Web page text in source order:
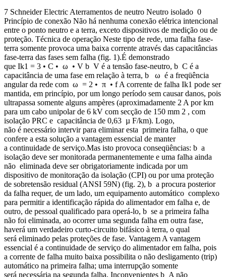
7 Schneider Electric Aterramentos de neutro Neutro isolado 0
Princípio de conexão Não há nenhuma conexão elétrica intencional
entre o ponto neutro e a terra, exceto dispositivos de medição ou de
proteção. Técnica de operação Neste tipo de rede, uma falha fase-
terra somente provoca uma baixa corrente através das capacitâncias
fase-terra das fases sem falha (fig. 1).É demonstrado
que Ik1 = 3 • C • ω • V b V é a tensão fase-neutro, b C é a
capacitância de uma fase em relação à terra, b ω é a freqüência
angular da rede com ω = 2 • π • f A corrente de falha Ik1 pode ser
mantida, em princípio, por um longo período sem causar danos, pois
ultrapassa somente alguns ampères (aproximadamente 2 A por km
para um cabo unipolar de 6 kV com secção de 150 mm 2 , com
isolação PRC e capacitância de 0,63 µ F/km). Logo,
não é necessário intervir para eliminar esta primeira falha, o que
confere a esta solução a vantagem essencial de manter
a continuidade de serviço.Mas isto provoca conseqüências: b a
isolação deve ser monitorada permanentemente e uma falha ainda
não eliminada deve ser obrigatoriamente indicada por um
dispositivo de monitoração da isolação (CPI) ou por uma proteção
de sobretensão residual (ANSI 59N) (fig. 2), b a procura posterior
da falha requer, de um lado, um equipamento automático complexo
para permitir a identificação rápida do alimentador em falha e, de
outro, de pessoal qualificado para operá-lo, b se a primeira falha
não foi eliminada, ao ocorrer uma segunda falha em outra fase,
haverá um verdadeiro curto-circuito bifásico à terra, o qual
será eliminado pelas proteções de fase. Vantagem A vantagem
essencial é a continuidade de serviço do alimentador em falha, pois
a corrente de falha muito baixa possibilita o não desligamento (trip)
automático na primeira falha; uma interrupção somente
será necessária na segunda falha. Inconvenientes b A não